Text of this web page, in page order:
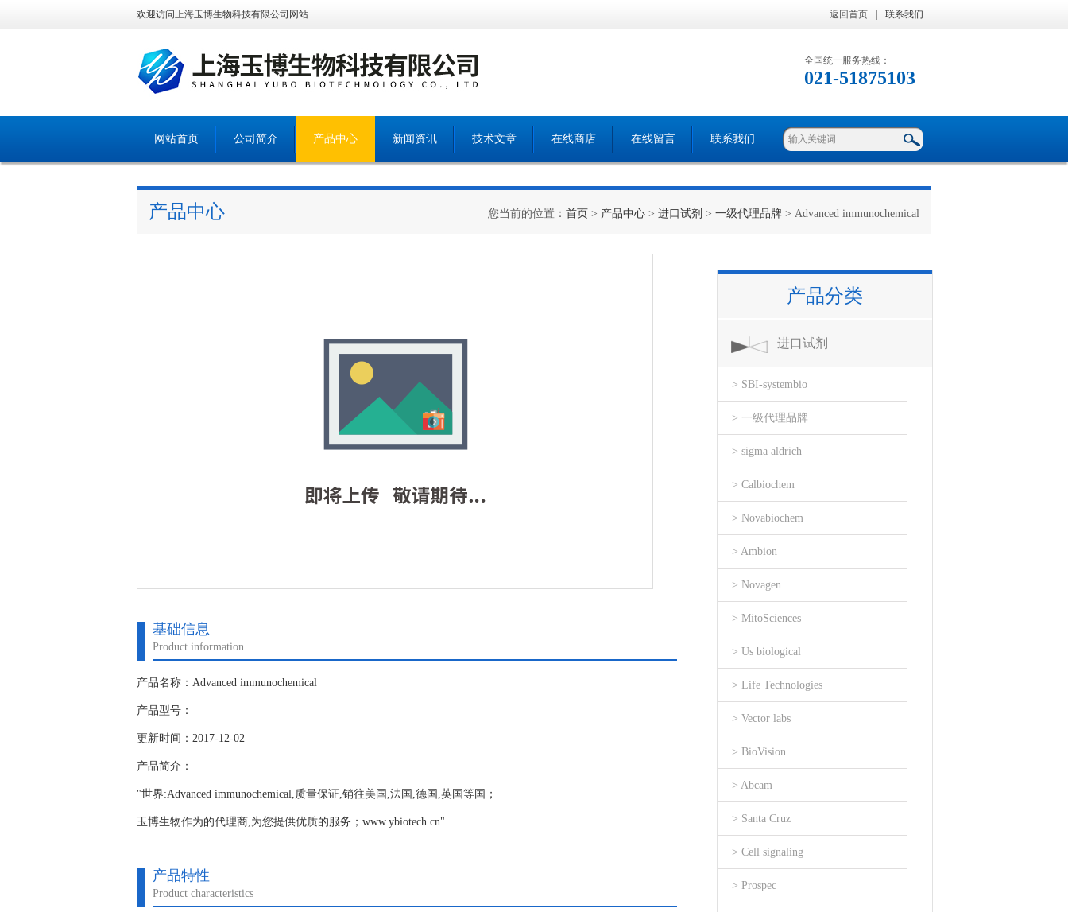
欢迎访问上海玉博生物科技有限公司网站 返回首页 联系我们
全国统一服务热线：
021-51875103
网站首页 公司简介 产品中心 新闻资讯 技术文章 在线商店 在线留言 联系我们
产品中心 您当前的位置： 首页 > 产品中心 > 进口试剂 > 一级代理品牌 > Advanced immunochemical
基础信息
Product information
产品名称：Advanced immunochemical
产品型号：
更新时间：2017-12-02
产品简介：
"世界:Advanced immunochemical,质量保证,销往美国,法国,德国,英国等国；
玉博生物作为的代理商,为您提供优质的服务；www.ybiotech.cn"
产品特性
Product characteristics
产品分类
进口试剂
> SBI-systembio
> 一级代理品牌
> sigma aldrich
> Calbiochem
> Novabiochem
> Ambion
> Novagen
> MitoSciences
> Us biological
> Life Technologies
> Vector labs
> BioVision
> Abcam
> Santa Cruz
> Cell signaling
> Prospec